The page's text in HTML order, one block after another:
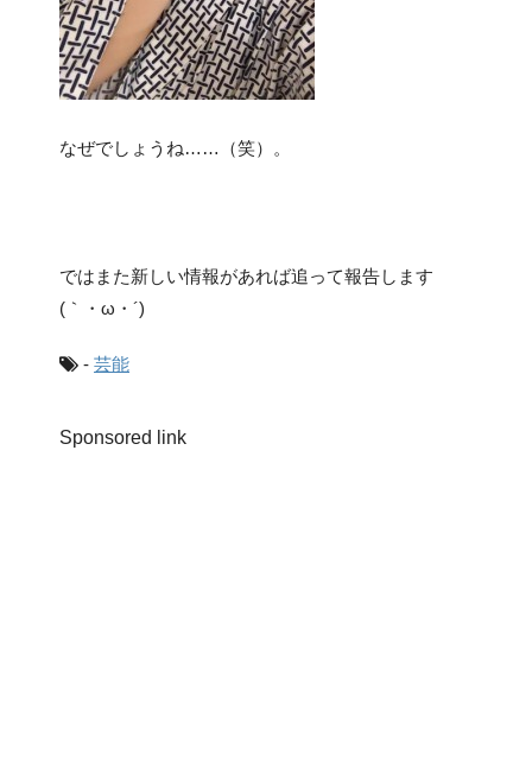
なぜでしょうね……（笑）。
ではまた新しい情報があれば追って報告します
(｀・ω・´)ゞ
- 芸能
Sponsored link